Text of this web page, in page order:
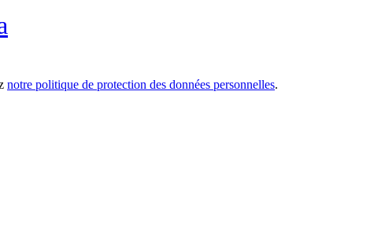
notre politique de protection des données personnelles.